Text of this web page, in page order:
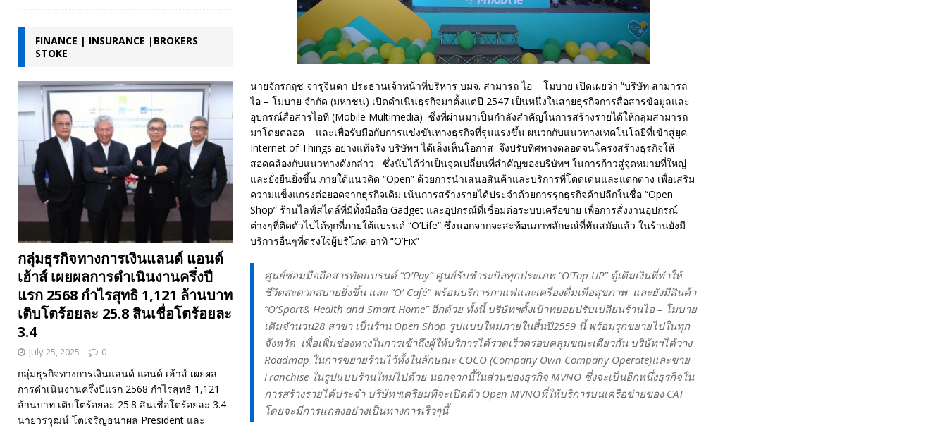
นายจักรกฤช จารุจินดา ประธานเจ้าหน้าที่บริหาร บมจ. สามารถ ไอ – โมบาย เปิดเผยว่า “บริษัท สามารถ
ไอ – โมบาย จำกัด (มหาชน) เปิดดำเนินธุรกิจมาตั้งแต่ปี 2547 เป็นหนึ่งในสายธุรกิจการสื่อสารข้อมูลและ
อุปกรณ์สื่อสารไอที (Mobile Multimedia) ซึ่งที่ผ่านมาเป็นกำลังสำคัญในการสร้างรายได้ให้กลุ่มสามารถ
มาโดยตลอด และเพื่อรับมือกับการแข่งขันทางธุรกิจที่รุนแรงขึ้น ผนวกกับแนวทางเทคโนโลยีที่เข้าสู่ยุค
Internet of Things อย่างแท้จริง บริษัทฯ ได้เล็งเห็นโอกาส จึงปรับทิศทางตลอดจนโครงสร้างธุรกิจให้
สอดคล้องกับแนวทางดังกล่าว ซึ่งนับได้ว่าเป็นจุดเปลี่ยนที่สำคัญของบริษัทฯ ในการก้าวสู่จุดหมายที่ใหญ่
และยั่งยืนยิ่งขึ้น ภายใต้แนวคิด “Open” ด้วยการนำเสนอสินค้าและบริการที่โดดเด่นและแตกต่าง เพื่อเสริม
ความแข็งแกร่งต่อยอดจากธุรกิจเดิม เน้นการสร้างรายได้ประจำด้วยการรุกธุรกิจค้าปลีกในชื่อ “Open
Shop” ร้านไลฟ์สไตล์ที่มีทั้งมือถือ Gadget และอุปกรณ์ที่เชื่อมต่อระบบเครือข่าย เพื่อการสั่งงานอุปกรณ์
ต่างๆที่ติดตัวไปได้ทุกที่ภายใต้แบรนด์ “O’Life” ซึ่งนอกจากจะสะท้อนภาพลักษณ์ที่ทันสมัยแล้ว ในร้านยังมี
บริการอื่นๆที่ตรงใจผู้บริโภค อาทิ “O’Fix”
ศูนย์ซ่อมมือถือสารพัดแบรนด์ “O’Pay” ศูนย์รับชำระบิลทุกประเภท “O’Top UP” ตู้เติมเงินที่ทำให้
ชีวิตสะดวกสบายยิ่งขึ้น และ “O’ Café” พร้อมบริการกาแฟและเครื่องดื่มเพื่อสุขภาพ และยังมีสินค้า
“O’Sport& Health and Smart Home” อีกด้วย ทั้งนี้ บริษัทฯตั้งเป้าทยอยปรับเปลี่ยนร้านไอ – โมบาย
เดิมจำนวน28 สาขา เป็นร้าน Open Shop รูปแบบใหม่ภายในสิ้นปี2559 นี้ พร้อมรุกขยายไปในทุก
จังหวัด เพื่อเพิ่มช่องทางในการเข้าถึงผู้ให้บริการได้รวดเร็วครอบคลุมขณะเดียวกัน บริษัทฯได้วาง
Roadmap ในการขยายร้านไว้ทั้งในลักษณะ COCO (Company Own Company Operate)และขาย
Franchise ในรูปแบบร้านใหม่ไปด้วย นอกจากนี้ในส่วนของธุรกิจ MVNO ซึ่งจะเป็นอีกหนึ่งธุรกิจใน
การสร้างรายได้ประจำ บริษัทฯเตรียมที่จะเปิดตัว Open MVNOที่ให้บริการบนเครือข่ายของ CAT
โดยจะมีการแถลงอย่างเป็นทางการเร็วๆนี้
FINANCE | INSURANCE |BROKERS
STOKE
กลุ่มธุรกิจทางการเงินแลนด์ แอนด์
เฮ้าส์ เผยผลการดำเนินงานครึ่งปี
แรก 2568 กำไรสุทธิ 1,121 ล้านบาท
เติบโตร้อยละ 25.8 สินเชื่อโตร้อยละ
3.4
July 25, 2025 0
กลุ่มธุรกิจทางการเงินแลนด์ แอนด์ เฮ้าส์ เผยผล
การดำเนินงานครึ่งปีแรก 2568 กำไรสุทธิ 1,121
ล้านบาท เติบโตร้อยละ 25.8 สินเชื่อโตร้อยละ 3.4
นายวรวุฒน์ โตเจริญธนาผล President และ